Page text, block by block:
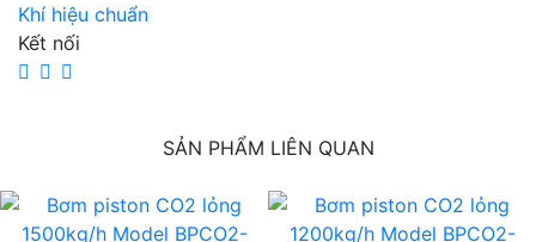
Khí hiệu chuẩn
Kết nối
SẢN PHẨM LIÊN QUAN